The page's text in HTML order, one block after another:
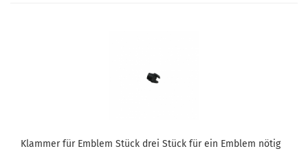
Klammer für Emblem Stück drei Stück für ein Emblem nötig